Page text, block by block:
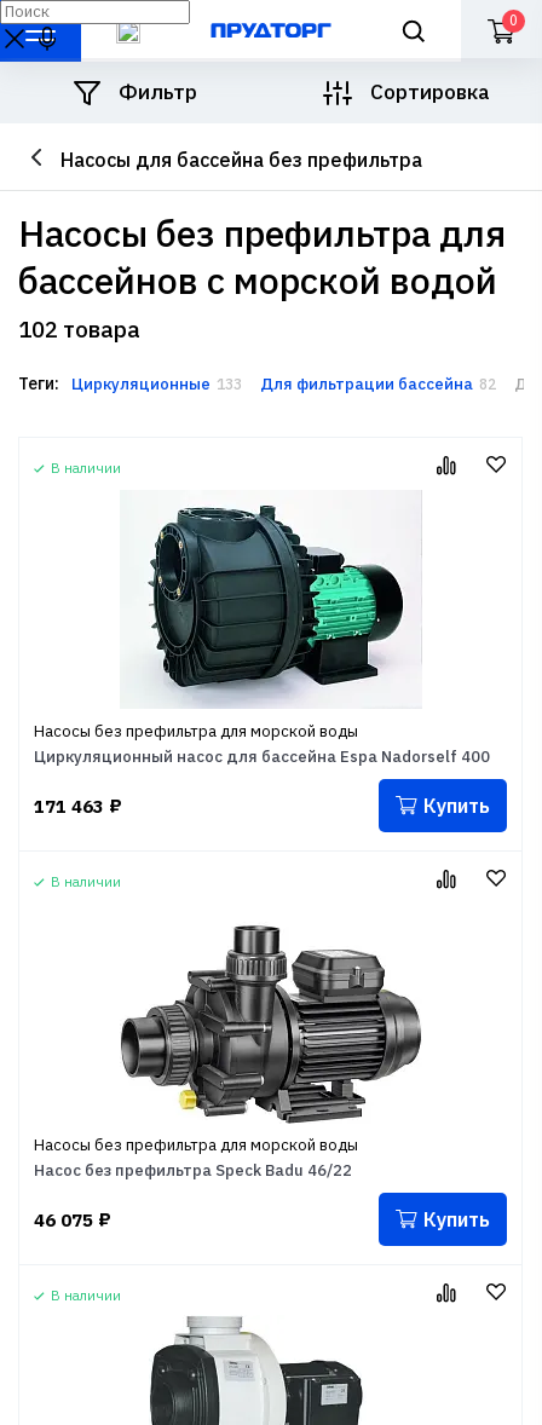
0
Насосы для бассейна без префильтра
Фильтр Сортировка
насосы без префильтра для
бассейнов с морской водой
102 товара
Теги: Циркуляционные 133 Для фильтрации бассейна 82
В наличии
Насосы без префильтра для морской воды
Циркуляционный насос для бассейна Espa Nadorself 400
171 463 ₽ Купить
В наличии
Насосы без префильтра для морской воды
Насос без префильтра Speck Badu 46/22
46 075 ₽ Купить
В наличии